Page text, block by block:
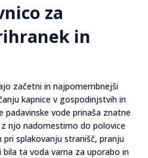
za
in
začetni in najpomembnejši
kapnice v gospodinjstvih in
padavinske vode prinaša znatne
njo nadomestimo do polovice
splakovanju stranišč, pranju
ta voda varna za uporabo in